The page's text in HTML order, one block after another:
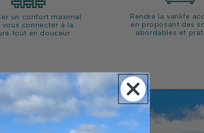
un confort maximal
vous connecter à la
tout en douceur
Rendre la vanlife
en proposant des
abordables et